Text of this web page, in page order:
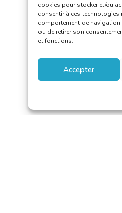
cookies pour stocker et/ou
consentir à ces
comportement de navigation
ou de retirer son
et fonctions.
Accepter